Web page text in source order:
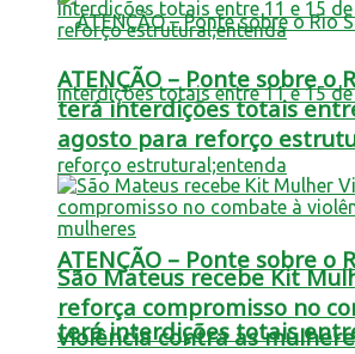
ATENÇÃO – Ponte sobre o
terá interdições totais
ATENÇÃO – Ponte sobre o
terá interdições totais
agosto para reforço
São Mateus recebe Kit
reforça compromisso no
violência contra as